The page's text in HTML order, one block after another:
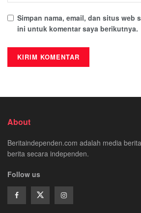
Simpan nama, email, dan situs web
ini untuk komentar saya berikutnya.
About
Beritaindependen.com adalah media
berita secara independen.
Follow us